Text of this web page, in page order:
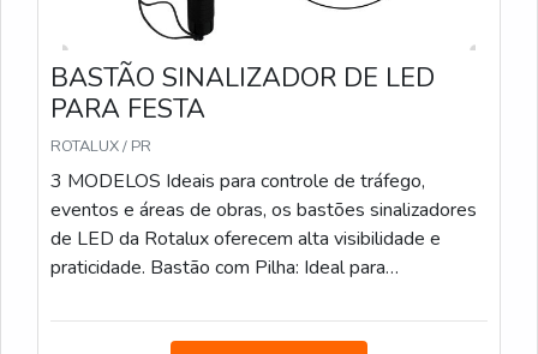
BASTÃO SINALIZADOR DE LED
PARA FESTA
ROTALUX / PR
3 MODELOS Ideais para controle de tráfego,
eventos e áreas de obras, os bastões sinalizadores
de LED da Rotalux oferecem alta visibilidade e
praticidade. Bastão com Pilha: Ideal para
alimentação por pilha. Bastão Recarregável: Com